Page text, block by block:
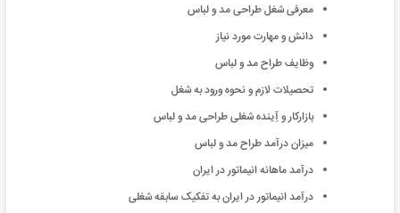
معرفی شغل طراحی مد و لباس
دانش و مهارت مورد نیاز
وظایف طراح مد و لباس
تحصیلات لازم و نحوه ورود به شغل
بازارکار و آِینده شغلی طراحی مد و لباس
میزان درآمد طراح مد و لباس
درآمد ماهانه انیماتور در ایران
درآمد انیماتور در ایران به تفکیک سابقه شغلی